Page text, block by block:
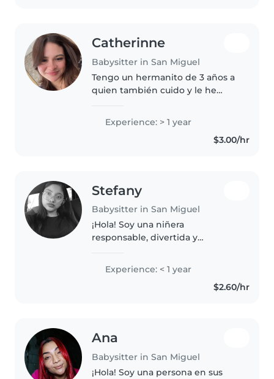
Catherinne
Babysitter in San Miguel
Tengo un hermanito de 3 años a
quien también cuido y le he
gustan las manualidades. Me
encanta cantar y jugar , soy muy
Experience: > 1 year
$3.00/hr
Stefany
Babysitter in San Miguel
¡Hola! Soy una niñera
responsable, divertida y
hijos. Tengo habilidades en
dibujo, manualidades, música y
juegos. Además, estoy certificada
Experience: < 1 year
$2.60/hr
Ana
Babysitter in San Miguel
¡Hola! Soy una persona en sus